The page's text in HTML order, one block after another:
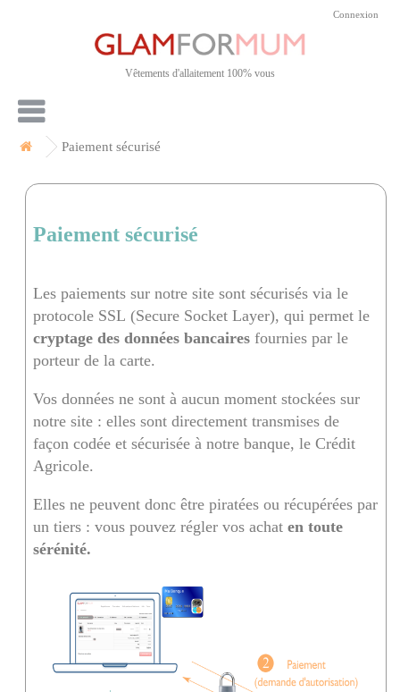
Connexion
Vêtements d'allaitement 100% vous
Paiement sécurisé
Paiement sécurisé
Les paiements sur notre site sont sécurisés via le
protocole SSL (Secure Socket Layer), qui permet le
cryptage des données bancairesfournies par le
porteur de la carte.
Vos données ne sont à aucun moment stockées sur
notre site : elles sont directement transmises de
façon codée et sécurisée à notre banque, le Crédit
Agricole.
Elles ne peuvent donc être piratées ou récupérées par
un tiers : vous pouvez régler vos achat en toute
sérénité.